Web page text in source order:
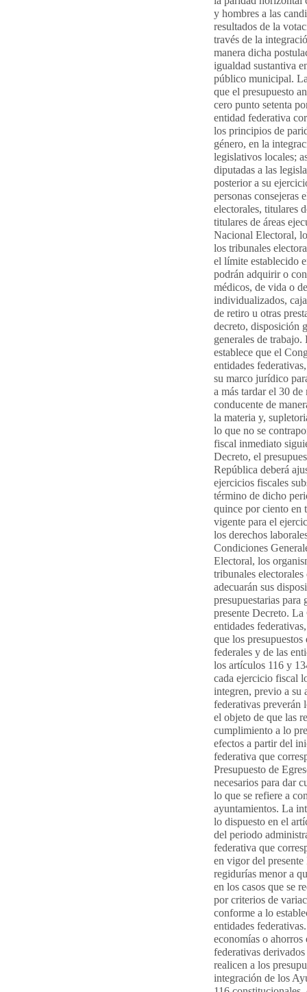
y hombres a las
resultados de la
través de la
manera dicha
igualdad sustantiva
público municipal.
que el presupuesto
cero punto setenta
entidad federativa
los principios de
género, en la
legislativos locales;
diputadas a las
posterior a su
personas consejeras
electorales, titulares
titulares de áreas
Nacional Electoral,
los tribunales
el límite establecido
podrán adquirir o
médicos, de vida o
individualizados,
de retiro u otras
decreto, disposición
generales de
establece que el
entidades
su marco jurídico
a más tardar el 30
conducente de
la materia y,
lo que no se
fiscal inmediato
Decreto, el
República deberá
ejercicios fiscales
término de dicho
quince por ciento en
vigente para el
los derechos
Condiciones
Electoral, los
tribunales
adecuarán sus
presupuestarias
presente Decreto.
entidades
que los
federales y de las
los artículos 116 y
cada ejercicio fiscal
integren, previo a su
federativas preverán
el objeto de que las
cumplimiento a lo
efectos a partir del
federativa que
Presupuesto de
necesarios para dar
lo que se refiere a
ayuntamientos. La
lo dispuesto en el
del periodo
federativa que
en vigor del
regidurías menor a
en los casos que se
por criterios de
conforme a lo
entidades
economías o ahorros
federativas
realicen a los
integración de los